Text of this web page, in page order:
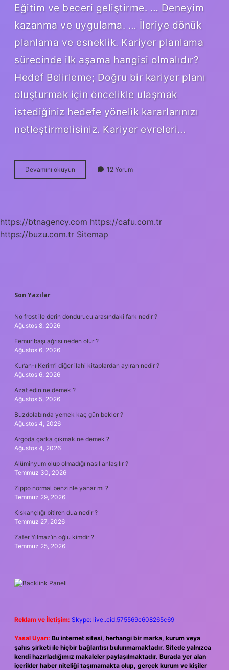
Eğitim ve beceri geliştirme. … Deneyim
kazanma ve uygulama. … İleriye dönük
planlama ve esneklik. Kariyer planlama
sürecinde ilk aşama hangisi olmalıdır?
Hedef Belirleme; Doğru bir kariyer planı
oluşturmak için öncelikle ulaşmak
istediğiniz hedefe yönelik kararlarınızı
netleştirmelisiniz. Kariyer evreleri…
Devamını okuyun
Planlaması
12 Yorum
https://btnagency.com https://cafu.com.tr
https://buzu.com.tr Sitemap
SIDEBAR
Son Yazılar
No frost ile derin dondurucu arasındaki fark nedir ?
Ağustos 8, 2026
Femur başı ağrısı neden olur ?
Ağustos 6, 2026
Kur’an-ı Kerim’i diğer ilahi kitaplardan ayıran nedir ?
Ağustos 6, 2026
Azat edin ne demek ?
Ağustos 5, 2026
Buzdolabında yemek kaç gün bekler ?
Ağustos 4, 2026
Argoda çarka çıkmak ne demek ?
Ağustos 4, 2026
Alüminyum olup olmadığı nasıl anlaşılır ?
Temmuz 30, 2026
Zippo normal benzinle yanar mı ?
Temmuz 29, 2026
Kıskançlığı bitiren dua nedir ?
Temmuz 27, 2026
Zafer Yılmaz’ın oğlu kimdir ?
Temmuz 25, 2026
Reklam ve İletişim: Skype: live:.cid.575569c608265c69
Yasal Uyarı: Bu internet sitesi, herhangi bir marka, kurum veya
şahıs şirketi ile hiçbir bağlantısı bulunmamaktadır. Sitede yalnızca
kendi hazırladığımız makaleler paylaşılmaktadır. Burada yer alan
içerikler haber niteliği taşımamakta olup, gerçek kurum ve kişiler